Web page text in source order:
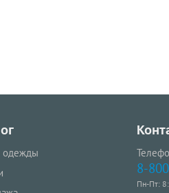
одежды
8-
Пн-Пт: